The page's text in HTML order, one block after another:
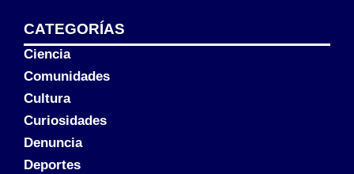
CATEGORÍAS
Ciencia
Comunidades
Cultura
Curiosidades
Denuncia
Deportes